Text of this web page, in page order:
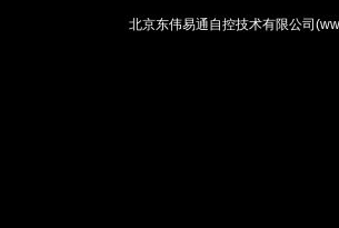
北京东伟易通自控技术有限公司